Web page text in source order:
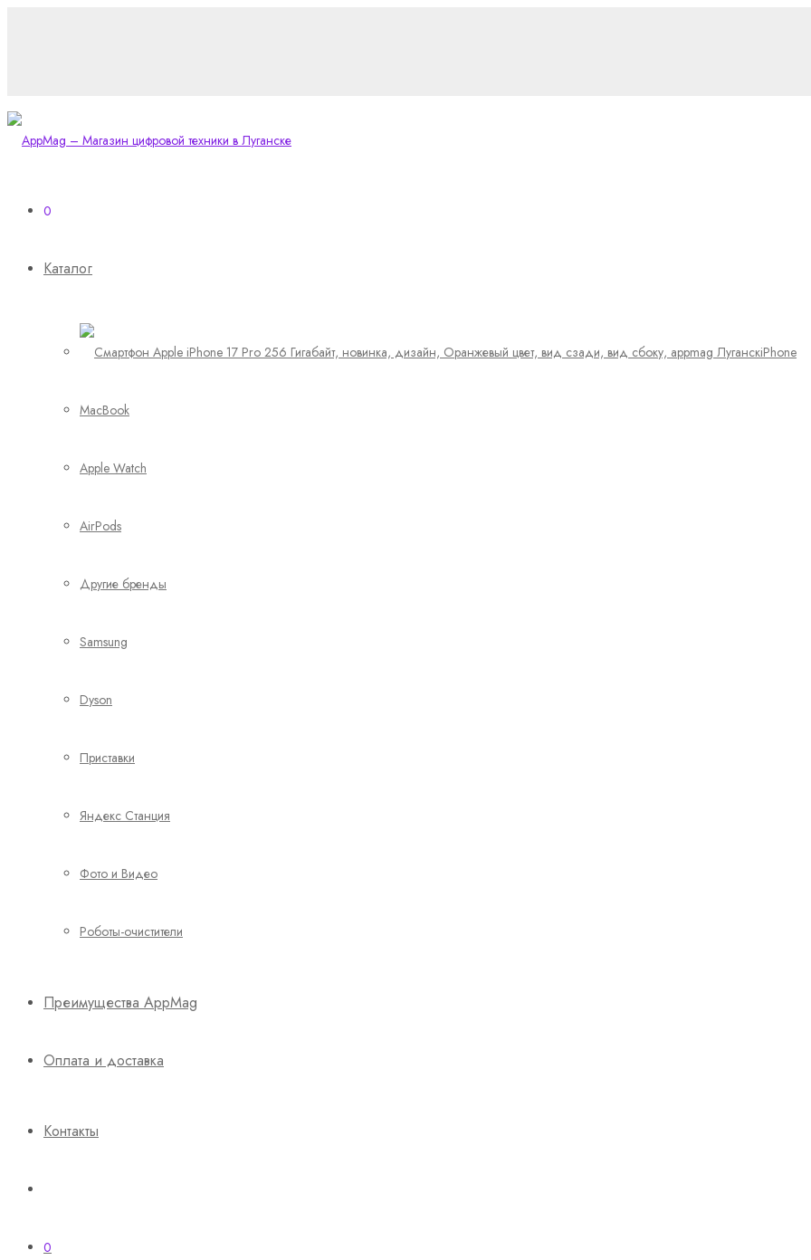
0
Каталог
iPhone
MacBook
Apple Watch
AirPods
Другие бренды
Samsung
Dyson
Приставки
Яндекс Станция
Фото и Видео
Роботы-очистители
Преимущества AppMag
Оплата и доставка
Контакты
0